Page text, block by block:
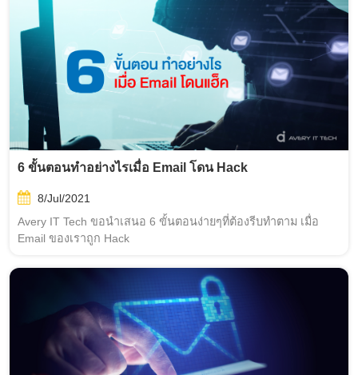
6 ขั้นตอนทำอย่างไรเมื่อ Email โดน Hack
8/Jul/2021
Avery IT Tech ขอนำเสนอ 6 ขั้นตอนง่ายๆที่ต้องรีบทำตาม เมื่อ
Email ของเราถูก Hack